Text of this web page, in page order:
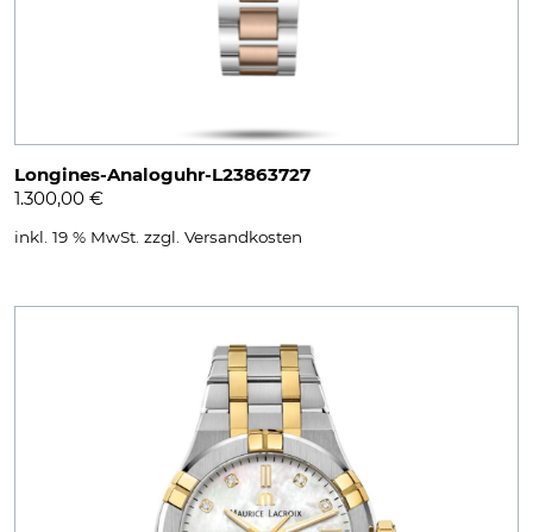
Longines-Analoguhr-L23863727
1.300,00 €
inkl. 19 % MwSt. zzgl. Versandkosten